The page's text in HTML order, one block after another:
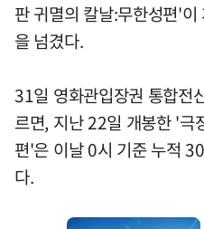
판 귀멸의 칼날:무한성편'
을 넘겼다.
31일 영화관입장권 통합전
르면, 지난 22일 개봉한 '극
편'은 이날 0시 기준 누적
다.